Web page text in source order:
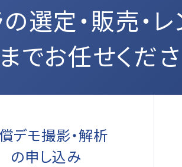
選定・販売・
でお任せくだ
デモ撮影・解析
の申し込み